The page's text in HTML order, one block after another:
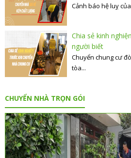
Cảnh báo hệ luỵ
Chia sẻ kinh
người biết
Chuyển chung cư
tòa...
CHUYỂN NHÀ TRỌN GÓI